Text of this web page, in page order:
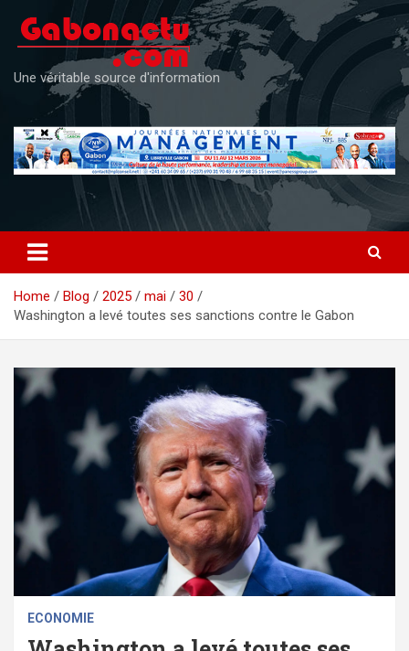
content
Une véritable source d'information
Home Blog 2025 mai
30
Washington a levé toutes ses sanctions contre le Gabon
ECONOMIE